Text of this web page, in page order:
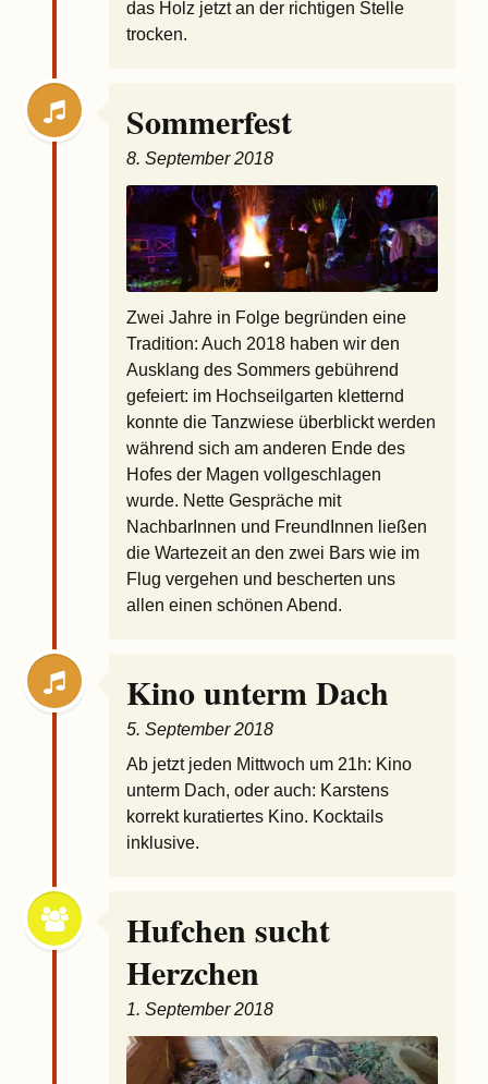
das Holz jetzt an der richtigen Stelle
trocken.
Sommerfest
8. September 2018
Zwei Jahre in Folge begründen eine
Tradition: Auch 2018 haben wir den
Ausklang des Sommers gebührend
gefeiert: im Hochseilgarten kletternd
konnte die Tanzwiese überblickt werden
während sich am anderen Ende des
Hofes der Magen vollgeschlagen
wurde. Nette Gespräche mit
NachbarInnen und FreundInnen ließen
die Wartezeit an den zwei Bars wie im
Flug vergehen und bescherten uns
allen einen schönen Abend.
Kino unterm Dach
5. September 2018
Ab jetzt jeden Mittwoch um 21h: Kino
unterm Dach, oder auch: Karstens
korrekt kuratiertes Kino. Kocktails
inklusive.
Hufchen sucht
Herzchen
1. September 2018